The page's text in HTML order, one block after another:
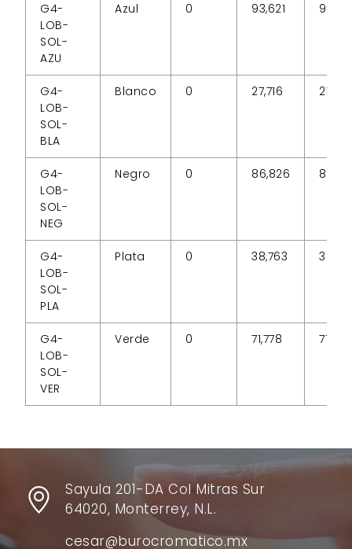
G4-
LOB-
SOL-
AZU
Azul 0 93,621 93,621
G4-
LOB-
SOL-
BLA
Blanco 0 27,716 27,716
G4-
LOB-
SOL-
NEG
Negro 0 86,826
G4-
LOB-
SOL-
PLA
Plata 0 38,763
G4-
LOB-
SOL-
VER
Verde 0 71,778 71,778
Sayula 201-DA Col Mitras Sur
64020, Monterrey, N.L.
cesar@burocromatico.mx